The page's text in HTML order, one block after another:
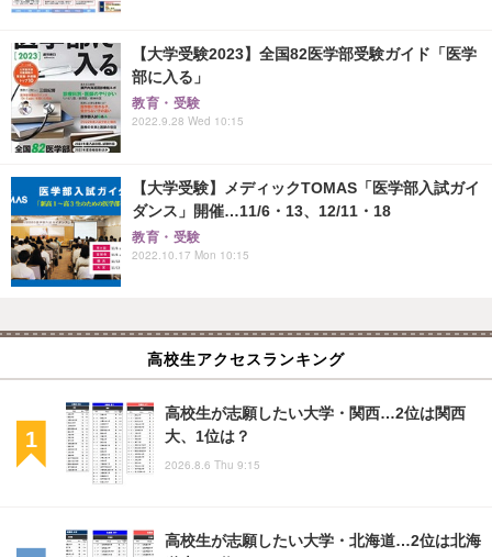
【大学受験2023】全国82医学部受験ガイド「医学
部に入る」
教育・受験
2022.9.28 Wed 10:15
【大学受験】メディックTOMAS「医学部入試ガイ
ダンス」開催…11/6・13、12/11・18
教育・受験
2022.10.17 Mon 10:15
高校生アクセスランキング
高校生が志願したい大学・関西…2位は関西
大、1位は？
2026.8.6 Thu 9:15
高校生が志願したい大学・北海道…2位は北海